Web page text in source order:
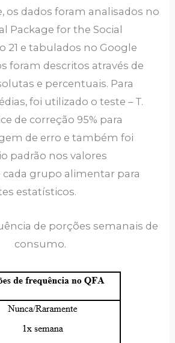
os dados foram analisados no
Package for the Social
21 e tabulados no Google
foram descritos através de
e percentuais. Para
foi utilizado o teste – T.
de correção 95% para
de erro e também foi
padrão nos valores
cada grupo alimentar para
estatísticos.
de porções semanais de
consumo.